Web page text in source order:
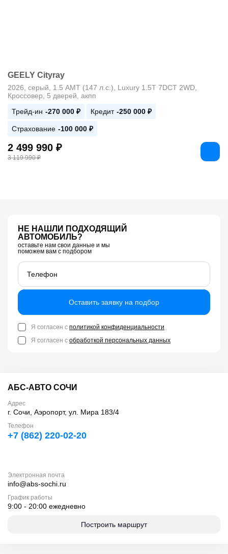
GEELY Cityray
2026, серый, 1.5 AMT (147 л.с.), Luxury 1.5T 7DCT 2WD,
Кроссовер, 5 дверей, акпп
Трейд-ин -270 000 ₽ Кредит -250 000 ₽
Страхование -100 000 ₽
2 499 990 ₽
3 119 990 ₽
НЕ НАШЛИ ПОДХОДЯЩИЙ
АВТОМОБИЛЬ?
оставьте нам свои данные и мы
поможем вам с подбором
Телефон
Оставить заявку на подбор
Я согласен с политикой конфиденциальности
Я согласен с обработкой персональных данных
АБС-АВТО СОЧИ
Адрес
г. Сочи, Аэропорт, ул. Мира 183/4
Телефон
+7 (862) 220-02-20
Электронная почта
info@abs-sochi.ru
График работы
9:00 - 20:00 ежедневно
Построить маршрут